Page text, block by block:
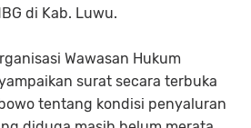
di Kab. Luwu.
Wawasan Hukum
surat secara terbuka
tentang kondisi penyaluran